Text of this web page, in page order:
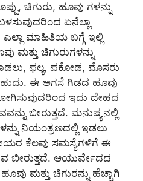
ಚಿಗುರು, ಹೂವು ಗಳನ್ನು
ಏನೆಲ್ಲಾ
ಮಾಹಿತಿಯ ಬಗ್ಗೆ ಇಲ್ಲಿ
ಚಿಗುರುಗಳನ್ನು
ಫಲ್ಯ, ಪಕೋಡ, ಮೊಸರು
ಈ ಅಗಸೆ ಗಿಡದ ಹೂವು
ಇದು ದೇಹದ
ಬೀರುತ್ತದೆ. ಮನುಷ್ಯನಲ್ಲಿ
ನಿಯಂತ್ರಣದಲ್ಲಿ ಇಡಲು
ಕೆಲವು ಸಮಸ್ಯೆಗಳಿಗೆ ಈ
ಬೀರುತ್ತದೆ. ಆಯುರ್ವೇದದ
ಮತ್ತು ಚಿಗುರನ್ನು ಹೆಚ್ಚಾಗಿ